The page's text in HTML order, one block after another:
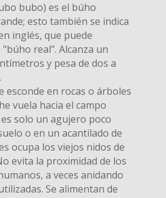
bubo) es el búho
esto también se indica
inglés, que puede
real". Alcanza un
y pesa de dos a
esconde en rocas o árboles
vuela hacia el campo
solo un agujero poco
o en un acantilado de
ocupa los viejos nidos de
evita la proximidad de los
a veces anidando
Se alimentan de